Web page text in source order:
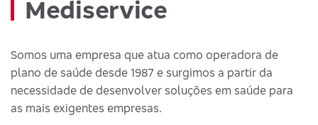
Mediservice
Somos uma empresa que atua como operadora de
plano de saúde desde 1987 e surgimos a partir da
necessidade de desenvolver soluções em saúde para
as mais exigentes empresas.